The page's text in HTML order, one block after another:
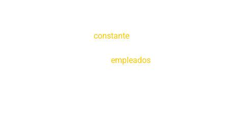
constante
empleados